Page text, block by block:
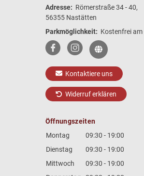
Adresse: Römerstraße 34 - 40,
56355 Nastätten
Parkmöglichkeit: Kostenfrei
Kontaktiere uns
Widerruf erklären
Öffnungszeiten
Montag
09:30 - 19:00
Dienstag
09:30 - 19:00
Mittwoch
09:30 - 19:00